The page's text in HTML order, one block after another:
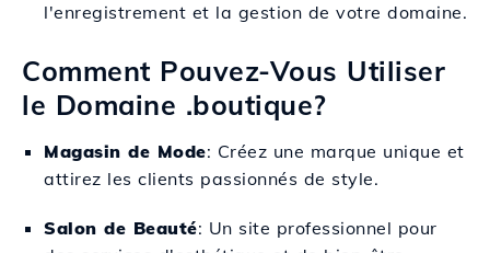
l'enregistrement et la gestion de votre domaine.
Comment Pouvez-Vous Utiliser
le Domaine .boutique?
Magasin de Mode: Créez une marque unique et
attirez les clients passionnés de style.
Salon de Beauté: Un site professionnel pour